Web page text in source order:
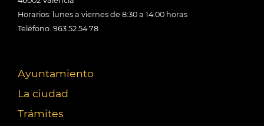
Horarios: lunes a viernes de 8:30 a 14:00 horas
Teléfono: 963 52 54 78
Ayuntamiento
La ciudad
Trámites